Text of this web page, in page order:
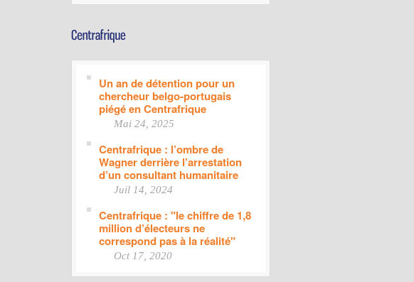
Un an de détention pour un
chercheur belgo-portugais
piégé en Centrafrique
Mai 24, 2025
Centrafrique : l’ombre de
Wagner derrière l’arrestation
d’un consultant humanitaire
Juil 14, 2024
Centrafrique : "le chiffre de 1,8
million d’électeurs ne
correspond pas à la réalité"
Oct 17, 2020